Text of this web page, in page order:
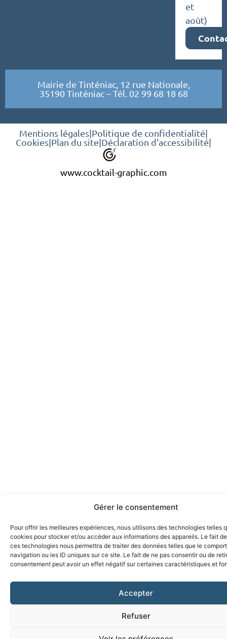
Gérer le consentement
Pour offrir les meilleures expériences, nous utilisons des technologies telles
cookies pour stocker et/ou accéder aux informations des appareils. Le fait
ces technologies nous permettra de traiter des données telles que le
navigation ou les ID uniques sur ce site. Le fait de ne pas consentir ou de
consentement peut avoir un effet négatif sur certaines caractéristiques et
Accepter
Refuser
et
août)
Mairie de Tinténiac, 12 rue Nationale,
35190 Tinténiac – Tél. 02 99 68 18 68
Mentions légales|Politique de confidentialité|
Cookies|Plan du site|Déclaration d'accessibilité|
www.cocktail-graphic.com